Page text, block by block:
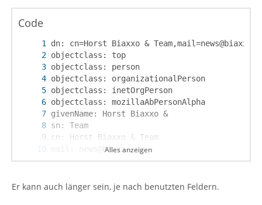
Code
modifytimestamp: 1261663376
Alles anzeigen
Er kann auch länger sein, je nach benutzten Feldern.